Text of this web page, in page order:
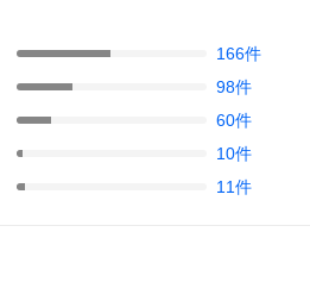
166件
98件
60件
10件
11件